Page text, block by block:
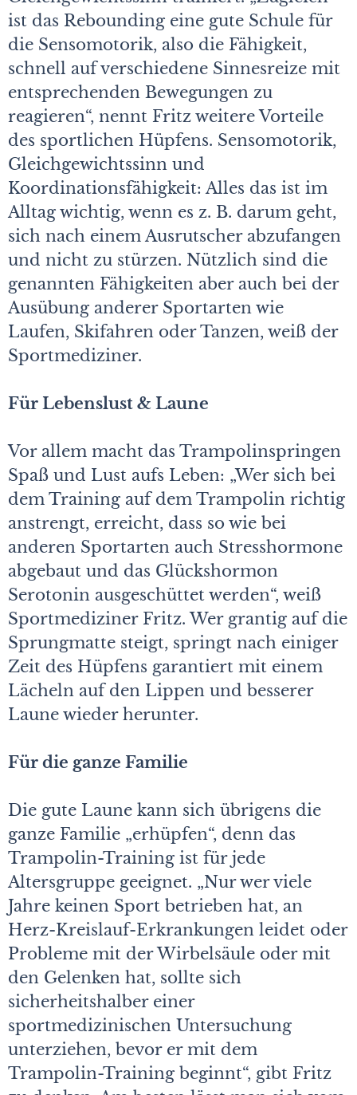
ist das Rebounding eine gute Schule für
die Sensomotorik, also die Fähigkeit,
schnell auf verschiedene Sinnesreize mit
entsprechenden Bewegungen zu
reagieren“, nennt Fritz weitere Vorteile
des sportlichen Hüpfens. Sensomotorik,
Gleichgewichtssinn und
Koordinationsfähigkeit: Alles das ist im
Alltag wichtig, wenn es z. B. darum geht,
sich nach einem Ausrutscher abzufangen
und nicht zu stürzen. Nützlich sind die
genannten Fähigkeiten aber auch bei der
Ausübung anderer Sportarten wie
Laufen, Skifahren oder Tanzen, weiß der
Sportmediziner.
Für Lebenslust & Laune
Vor allem macht das Trampolinspringen
Spaß und Lust aufs Leben: „Wer sich bei
dem Training auf dem Trampolin richtig
anstrengt, erreicht, dass so wie bei
anderen Sportarten auch Stresshormone
abgebaut und das Glückshormon
Serotonin ausgeschüttet werden“, weiß
Sportmediziner Fritz. Wer grantig auf die
Sprungmatte steigt, springt nach einiger
Zeit des Hüpfens garantiert mit einem
Lächeln auf den Lippen und besserer
Laune wieder herunter.
Für die ganze Familie
Die gute Laune kann sich übrigens die
ganze Familie „erhüpfen“, denn das
Trampolin-Training ist für jede
Altersgruppe geeignet. „Nur wer viele
Jahre keinen Sport betrieben hat, an
Herz-Kreislauf-Erkrankungen leidet oder
Probleme mit der Wirbelsäule oder mit
den Gelenken hat, sollte sich
sicherheitshalber einer
sportmedizinischen Untersuchung
unterziehen, bevor er mit dem
Trampolin-Training beginnt“, gibt Fritz